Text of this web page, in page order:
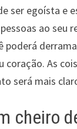
ser egoísta e
ao seu
poderá
coração. As
será mais
cheiro